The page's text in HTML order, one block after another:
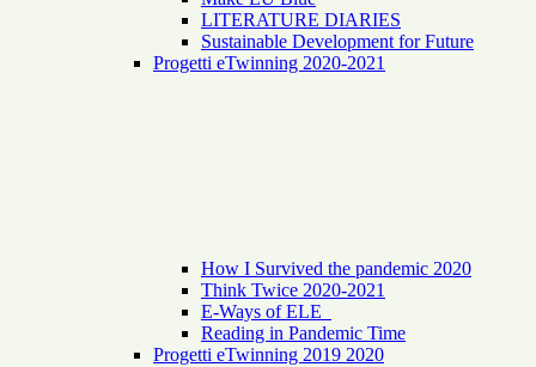
LITERATURE DIARIES
Sustainable Development for Future
Progetti eTwinning 2020-2021
How I Survived the pandemic 2020
Think Twice 2020-2021
E-Ways of ELE
Reading in Pandemic Time
Progetti eTwinning 2019 2020